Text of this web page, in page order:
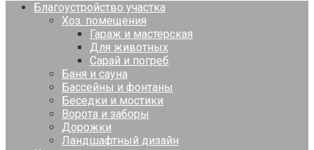
Благоустройство участка
Хоз. помещения
Гараж и мастерская
Для животных
Сарай и погреб
Баня и сауна
Бассейны и фонтаны
Беседки и мостики
Ворота и заборы
Дорожки
Ландшафтный дизайн